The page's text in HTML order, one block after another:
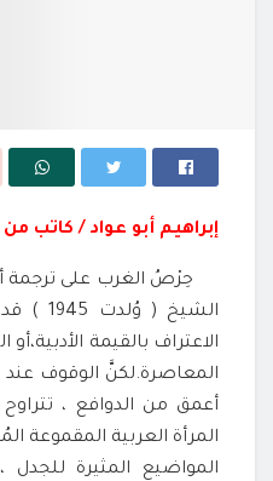
إبراهيم أبو عواد / كاتب من
حِرْصُ الغرب على ترجمة
الشيخ
الاعتراف بالقيمة الأدبية،أو
المعاصرة.لكنَّ الوقوف
أعمق من الدوافع ،
المرأة العربية المقموعة
المواضيع المثيرة